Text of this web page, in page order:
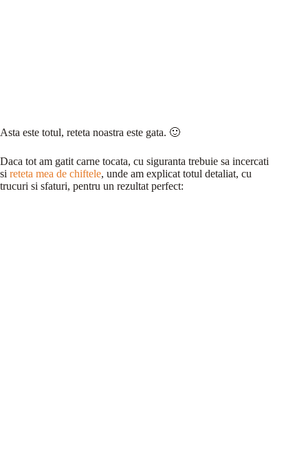
Asta este totul, reteta noastra este gata. 🙂
Daca tot am gatit carne tocata, cu siguranta trebuie sa incercati
si reteta mea de chiftele, unde am explicat totul detaliat, cu
trucuri si sfaturi, pentru un rezultat perfect: